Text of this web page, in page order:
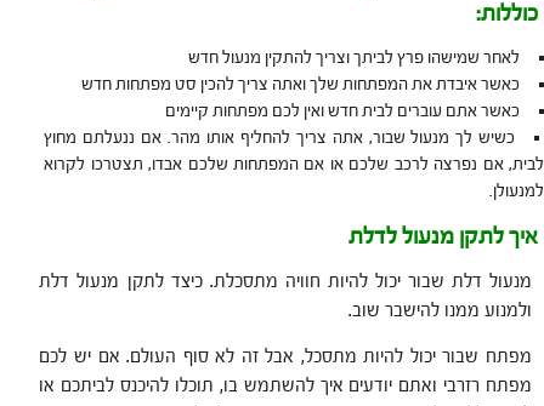
כוללות:
לאחר שמישהו פרץ לביתך וצריך להתקין מנעול חדש
כאשר איבדת את המפתחות שלך ואתה צריך להכין סט מפתחות חדש
כאשר אתם עוברים לבית חדש ואין לכם מפתחות קיימים
כשיש לך מנעול שבור, אתה צריך להחליף אותו מהר. אם ננעלתם מחוץ
לבית, אם נפרצה לרכב שלכם או אם המפתחות שלכם אבדו, תצטרכו לקרוא
למנעולן.
איך לתקן מנעול לדלת
מנעול דלת שבור יכול להיות חוויה מתסכלת. כיצד לתקן מנעול דלת
ולמנוע ממנו להישבר שוב.
מפתח שבור יכול להיות מתסכל, אבל זה לא סוף העולם. אם יש לכם
מפתח רזרבי ואתם יודעים איך להשתמש בו, תוכלו להיכנס לביתכם או